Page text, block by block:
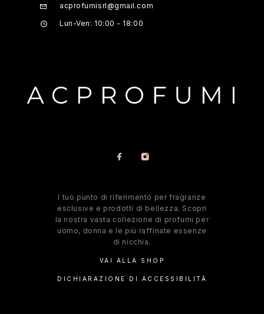
acprofumisrl@gmail.com
Lun-Ven: 10:00 - 18:00
l tuo punto di riferimento per fragranze
esclusive e prodotti di bellezza. Scopri
la nostra vasta collezione di profumi per
uomo, donna e le più raffinate essenze
di nicchia.
VAI ALLA SHOP
DICHIARAZIONE DI ACCESSIBILITÀ